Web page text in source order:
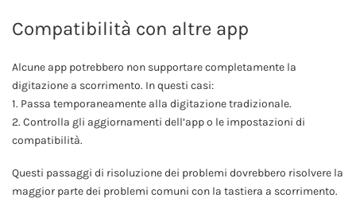
Compatibilità con altre app
Alcune app potrebbero non supportare completamente la
digitazione a scorrimento. In questi casi:
1. Passa temporaneamente alla digitazione tradizionale.
2. Controlla gli aggiornamenti dell’app o le impostazioni di
compatibilità.
Questi passaggi di risoluzione dei problemi dovrebbero risolvere la
maggior parte dei problemi comuni con la tastiera a scorrimento.